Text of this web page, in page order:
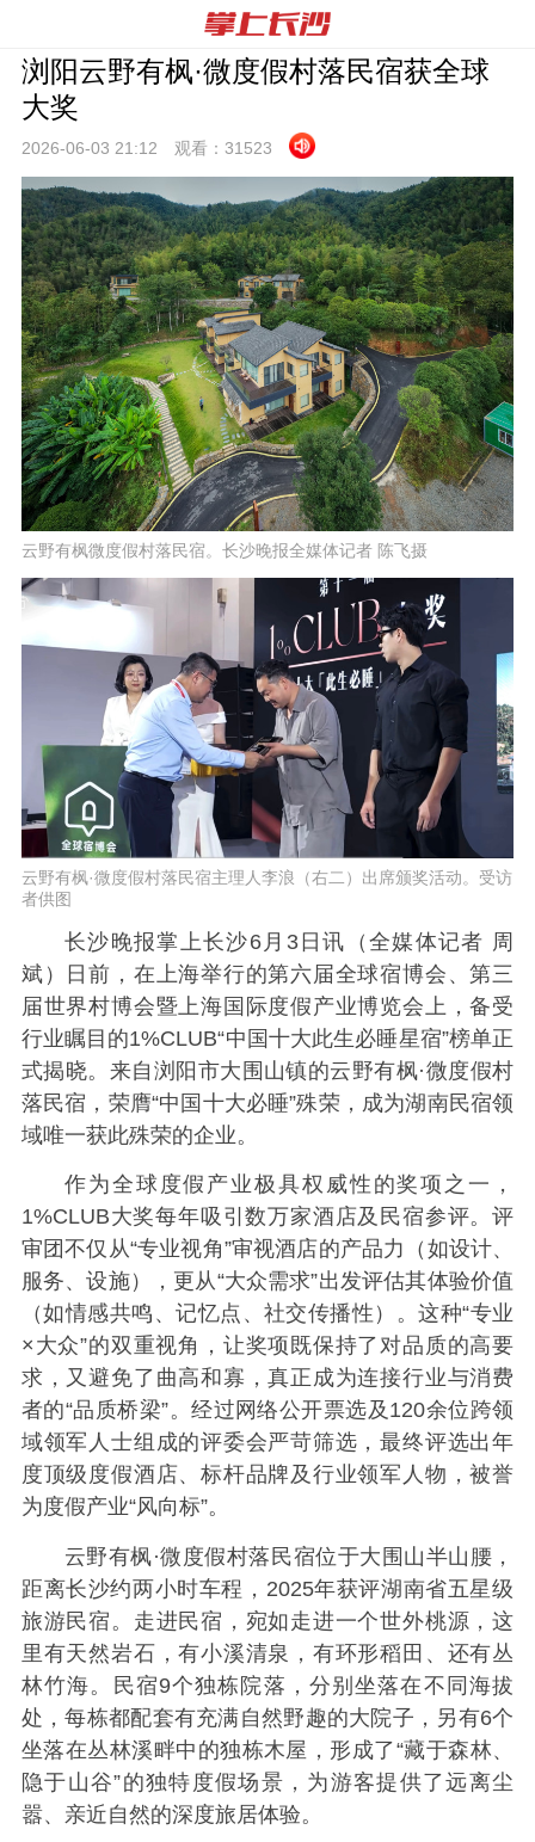
浏阳云野有枫·微度假村落民宿获全球
大奖
2026-06-03 21:12 观看： 31523
云野有枫微度假村落民宿。长沙晚报全媒体记者 陈飞摄
云野有枫·微度假村落民宿主理人李浪（右二）出席颁奖活动。受访
者供图
长沙晚报掌上长沙6月3日讯（全媒体记者 周
斌）日前，在上海举行的第六届全球宿博会、第三
届世界村博会暨上海国际度假产业博览会上，备受
行业瞩目的1%CLUB“中国十大此生必睡星宿”榜单正
式揭晓。来自浏阳市大围山镇的云野有枫·微度假村
落民宿，荣膺“中国十大必睡”殊荣，成为湖南民宿领
域唯一获此殊荣的企业。
作为全球度假产业极具权威性的奖项之一，
1%CLUB大奖每年吸引数万家酒店及民宿参评。评
审团不仅从“专业视角”审视酒店的产品力（如设计、
服务、设施），更从“大众需求”出发评估其体验价值
（如情感共鸣、记忆点、社交传播性）。这种“专业
×大众”的双重视角，让奖项既保持了对品质的高要
求，又避免了曲高和寡，真正成为连接行业与消费
者的“品质桥梁”。经过网络公开票选及120余位跨领
域领军人士组成的评委会严苛筛选，最终评选出年
度顶级度假酒店、标杆品牌及行业领军人物，被誉
为度假产业“风向标”。
云野有枫·微度假村落民宿位于大围山半山腰，
距离长沙约两小时车程，2025年获评湖南省五星级
旅游民宿。 走进民宿，宛如走进一个世外桃源，这
里有天然岩石，有小溪清泉，有环形稻田、还有丛
林竹海。民宿9个独栋院落，分别坐落在不同海拔
处，每栋都配套有充满自然野趣的大院子，另有6个
坐落在丛林溪畔中的独栋木屋， 形成了“藏于森林、
隐于山谷”的独特度假场景，为游客提供了远离尘
嚣、亲近自然的深度旅居体验。